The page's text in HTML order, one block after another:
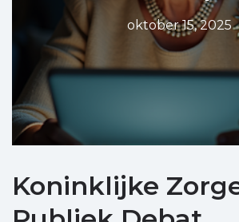
oktober 15, 2025
Koninklijke